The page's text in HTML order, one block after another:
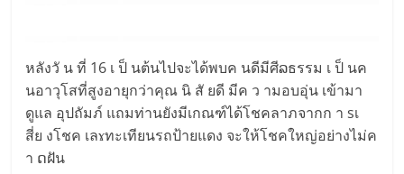
หลังวั น ที่ 16 เ ป็ นต้นไปจะได้พบค นดีมีศีລธรรม เ ป็ นค
นอาวุโสที่สูงอายุกว่าคุณ นิ สั ยดี มีค ว ามอบอุ่น เข้ามา
ดูแล อุปถัมภ์ แถมท่านยังมีเกณฑ์ได้โชคลาภจากก า sเ
สี่ย งโชค เลɤทะเทียนรถป้ายแดง จะให้โชคใหญ่อย่างไม่ค
า ດฝัน